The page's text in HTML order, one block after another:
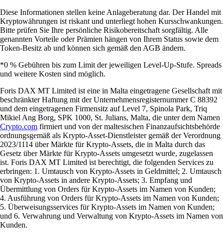
Diese Informationen stellen keine Anlageberatung dar. Der Handel mit
Kryptowährungen ist riskant und unterliegt hohen Kursschwankungen.
Bitte prüfen Sie Ihre persönliche Risikobereitschaft sorgfältig. Alle
genannten Vorteile oder Prämien hängen von Ihrem Status sowie dem
Token-Besitz ab und können sich gemäß den AGB ändern.
*0 % Gebühren bis zum Limit der jeweiligen Level-Up-Stufe. Spreads
und weitere Kosten sind möglich.
Foris DAX MT Limited ist eine in Malta eingetragene Gesellschaft mit
beschränkter Haftung mit der Unternehmensregisternummer C 88392
und dem eingetragenen Firmensitz auf Level 7, Spinola Park, Triq
Mikiel Ang Borg, SPK 1000, St. Julians, Malta, die unter dem Namen
Crypto.com firmiert und von der maltesischen Finanzaufsichtsbehörde
ordnungsgemäß als Krypto-Asset-Dienstleister gemäß der Verordnung
2023/1114 über Märkte für Krypto-Assets, die in Malta durch das
Gesetz über Märkte für Krypto-Assets umgesetzt wurde, zugelassen
ist. Foris DAX MT Limited ist berechtigt, die folgenden Services zu
erbringen: 1. Umtausch von Krypto-Assets in Geldmittel; 2. Umtausch
von Krypto-Assets in andere Krypto-Assets; 3. Empfang und
Übermittlung von Orders für Krypto-Assets im Namen von Kunden;
4. Ausführung von Orders für Krypto-Assets im Namen von Kunden;
5. Überweisungsservices für Krypto-Assets im Namen von Kunden;
und 6. Verwahrung und Verwaltung von Krypto-Assets im Namen von
Kunden.